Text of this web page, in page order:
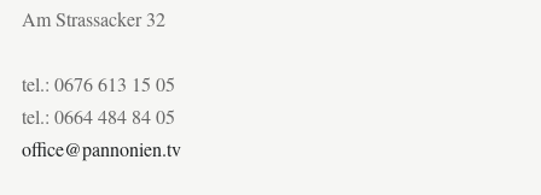
Am Strassacker 32
tel.: 0676 613 15 05
tel.: 0664 484 84 05
office@pannonien.tv